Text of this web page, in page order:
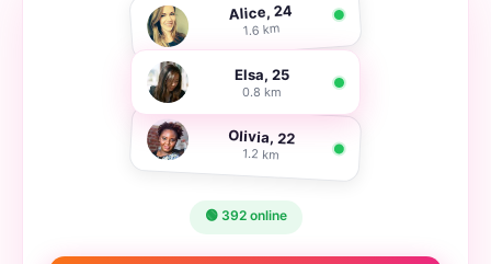
Alice, 24
1.6 km
Elsa, 25
0.8 km
Olivia, 22
1.2 km
🟢 392 online